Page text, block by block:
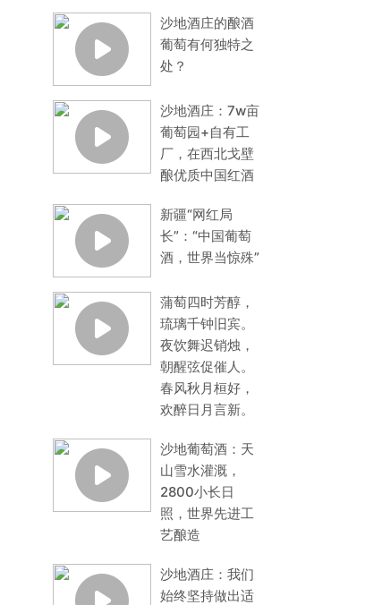
沙地酒庄的酿酒
葡萄有何独特之
处？
沙地酒庄：7w亩
葡萄园+自有工
厂，在西北戈壁
酿优质中国红酒
新疆“网红局
长”：“中国葡萄
酒，世界当惊殊”
蒲萄四时芳醇，
琉璃千钟旧宾。
夜饮舞迟销烛，
朝醒弦促催人。
春风秋月桓好，
欢醉日月言新。
沙地葡萄酒：天
山雪水灌溉，
2800小长日
照，世界先进工
艺酿造
沙地酒庄：我们
始终坚持做出适